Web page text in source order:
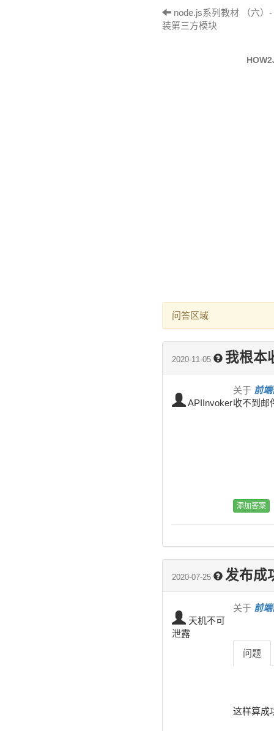
node.js系列教材 （六）
装第三方模块
问答区域
2020-11-05 我根本
APIInvoker
关于 前
收不到邮
2020-07-25 发布成
天机不可
泄露
关于 前
问题
这样算成